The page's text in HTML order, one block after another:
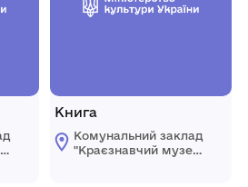
Книга
Комунальний заклад
"Краєзнавчий музей